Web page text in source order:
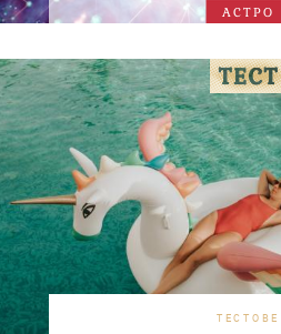
АСТРО
ТЕСТОВЕ